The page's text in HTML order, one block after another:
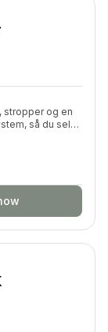
stropper og en
så du selv
og effektiv